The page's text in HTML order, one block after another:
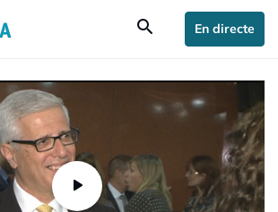
search En directe